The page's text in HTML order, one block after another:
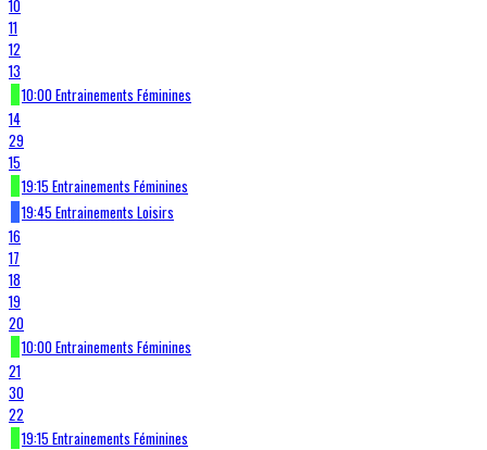
10
11
12
13
10:00 Entrainements Féminines
14
29
15
19:15 Entrainements Féminines
19:45 Entrainements Loisirs
16
17
18
19
20
10:00 Entrainements Féminines
21
30
22
19:15 Entrainements Féminines